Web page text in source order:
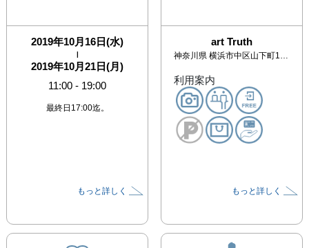
2019年10月16日(水)
|
2019年10月21日(月)
11:00 - 19:00
最終日17:00迄。
もっと詳しく
art Truth
神奈川県 横浜市中区山下町112-5 日絹パークビル１F
利用案内
もっと詳しく